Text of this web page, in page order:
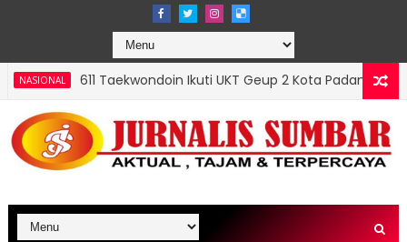
Ikuti UKT Geup 2 Kota Padang, Mursalim: Sabuk